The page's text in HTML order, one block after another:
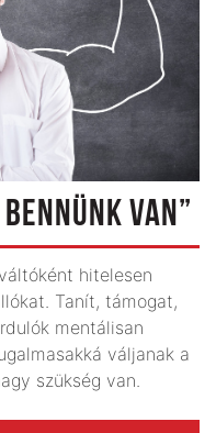
VAN”
hitelesen
Tanít, támogat,
mentálisan
váljanak a
szükség van.